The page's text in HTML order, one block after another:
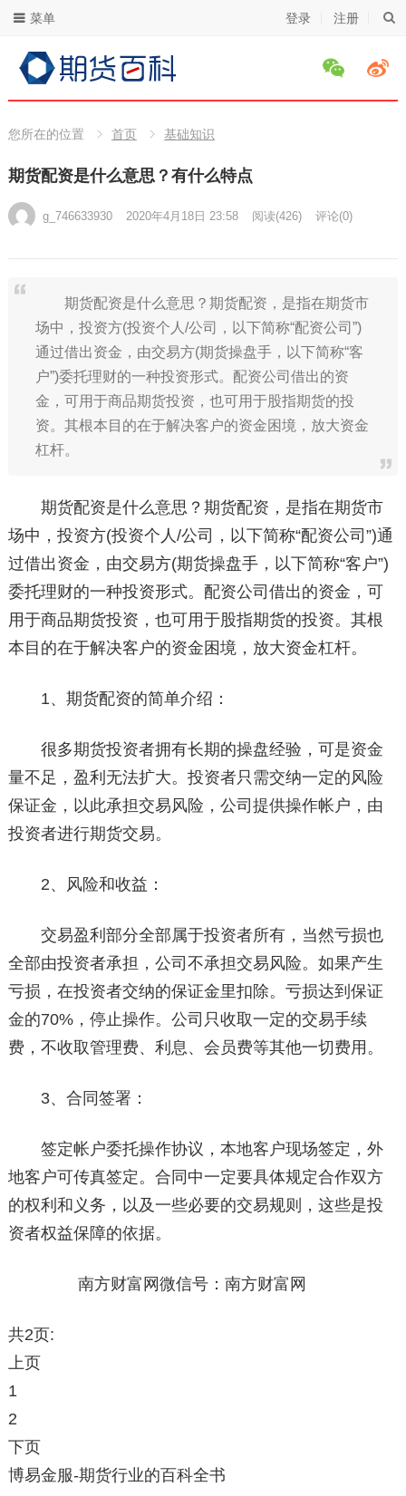
登录 注册
菜单
您所在的位置 首页 基础知识
期货配资是什么意思？有什么特点
g_746633930 2020年4月18日 23:58 阅读(426) 评论(0)
期货配资是什么意思？期货配资，是指在期货市
场中，投资方(投资个人/公司，以下简称“配资公司”)
通过借出资金，由交易方(期货操盘手，以下简称“客
户”)委托理财的一种投资形式。配资公司借出的资
金，可用于商品期货投资，也可用于股指期货的投
资。其根本目的在于解决客户的资金困境，放大资金
杠杆。
期货配资是什么意思？期货配资，是指在期货市
场中，投资方(投资个人/公司，以下简称“配资公司”)通
过借出资金，由交易方(期货操盘手，以下简称“客户”)
委托理财的一种投资形式。配资公司借出的资金，可
用于商品期货投资，也可用于股指期货的投资。其根
本目的在于解决客户的资金困境，放大资金杠杆。
1、期货配资的简单介绍：
很多期货投资者拥有长期的操盘经验，可是资金
量不足，盈利无法扩大。投资者只需交纳一定的风险
保证金，以此承担交易风险，公司提供操作帐户，由
投资者进行期货交易。
2、风险和收益：
交易盈利部分全部属于投资者所有，当然亏损也
全部由投资者承担，公司不承担交易风险。如果产生
亏损，在投资者交纳的保证金里扣除。亏损达到保证
金的70%，停止操作。公司只收取一定的交易手续
费，不收取管理费、利息、会员费等其他一切费用。
3、合同签署：
签定帐户委托操作协议，本地客户现场签定，外
地客户可传真签定。合同中一定要具体规定合作双方
的权利和义务，以及一些必要的交易规则，这些是投
资者权益保障的依据。
南方财富网微信号：南方财富网
共2页:
上页
1
2
下页
博易金服-期货行业的百科全书